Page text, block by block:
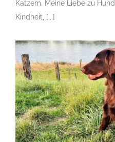
Katzem. Meine Liebe zu
Kindheit, [...]